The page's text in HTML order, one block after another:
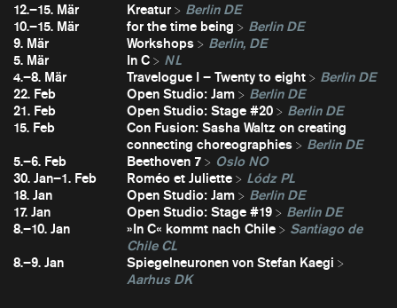
12.–15. Mär
Kreatur
Berlin DE
10.–15. Mär
for the time being
Berlin DE
9. Mär
Workshops
Berlin, DE
5. Mär
In C
NL
4.–8. Mär
Travelogue I – Twenty to eight
Berlin DE
22. Feb
Open Studio: Jam
Berlin DE
21. Feb
Open Studio: Stage #20
Berlin DE
15. Feb
Con Fusion: Sasha Waltz on creating
connecting choreographies
Berlin DE
5.–6. Feb
Beethoven 7
Oslo NO
30. Jan–1. Feb
Roméo et Juliette
Lódz PL
18. Jan
Open Studio: Jam
Berlin DE
17. Jan
Open Studio: Stage #19
Berlin DE
8.–10. Jan
»In C« kommt nach Chile
Santiago de
Chile CL
8.–9. Jan
Spiegelneuronen von Stefan Kaegi
Aarhus DK